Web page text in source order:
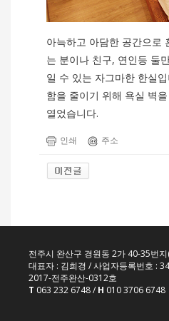
아늑하고 아담한 공간으로
는 분이나 친구, 연인등 둘
일 수 있는 자그마한 한실
함을 줄이기 위해 욕실 벽
열었습니다.
인쇄 주소
전주시 완산구 경원동 2가 40-35번
대표자 : 김희경 / 사업자등록번호 :
2017-전주완산-0312호
T 063 232 6748 / H 010 3706 6748